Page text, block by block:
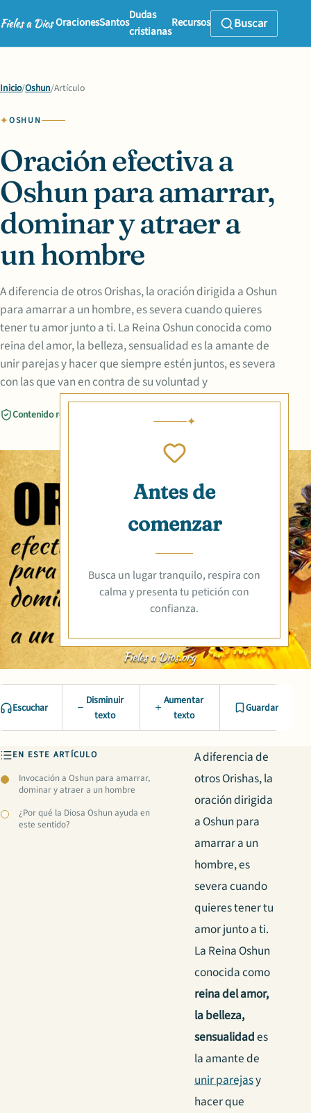
OracionesSantos
Dudas
cristianas
Recursos Buscar
Inicio/Oshun/Artículo
OSHUN
Oración efectiva a
Oshun para amarrar,
dominar y atraer a
un hombre
A diferencia de otros Orishas, la oración dirigida a Oshun
para amarrar a un hombre, es severa cuando quieres
tener tu amor junto a ti. La Reina Oshun conocida como
reina del amor, la belleza, sensualidad es la amante de
unir parejas y hacer que siempre estén juntos, es severa
con las que van en contra de su voluntad y
Contenido revisado
Antes de
comenzar
Busca un lugar tranquilo, respira con
calma y presenta tu petición con
confianza.
Escuchar
Disminuir
texto
Aumentar
texto
Guardar
EN ESTE ARTÍCULO
Invocación a Oshun para amarrar,
dominar y atraer a un hombre
¿Por qué la Diosa Oshun ayuda en
este sentido?
A diferencia de
otros Orishas, la
oración dirigida
a Oshun para
amarrar a un
hombre, es
severa cuando
quieres tener tu
amor junto a ti.
La Reina Oshun
conocida como
reina del amor,
la belleza,
sensualidades
la amante de
unir parejasy
hacer que